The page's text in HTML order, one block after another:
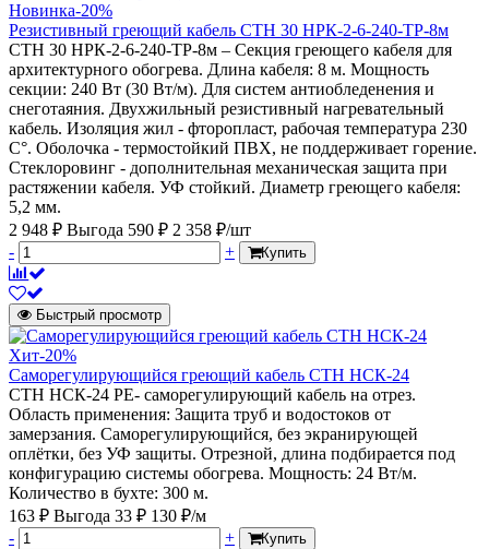
Новинка-20%
Резистивный греющий кабель СТН 30 НРК-2-6-240-ТР-8м
СТН 30 НРК-2-6-240-ТР-8м – Секция греющего кабеля для
архитектурного обогрева. Длина кабеля: 8 м. Мощность
секции: 240 Вт (30 Вт/м). Для систем антиобледенения и
снеготаяния. Двухжильный резистивный нагревательный
кабель. Изоляция жил - фторопласт, рабочая температура 230
С°. Оболочка - термостойкий ПВХ, не поддерживает горение.
Стеклоровинг - дополнительная механическая защита при
растяжении кабеля. УФ стойкий. Диаметр греющего кабеля:
5,2 мм.
2 948 ₽ Выгода 590 ₽ 2 358 ₽/шт
-
+ Купить
Быстрый просмотр
Хит-20%
Саморегулирующийся греющий кабель СТН НСК-24
СТН НСК-24 PE- саморегулирующий кабель на отрез.
Область применения: Защита труб и водостоков от
замерзания. Саморегулирующийся, без экранирующей
оплётки, без УФ защиты. Отрезной, длина подбирается под
конфигурацию системы обогрева. Мощность: 24 Вт/м.
Количество в бухте: 300 м.
163 ₽ Выгода 33 ₽ 130 ₽/м
-
+ Купить